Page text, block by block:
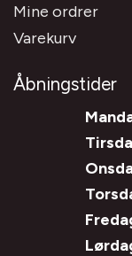
Mine ordrer
Varekurv
Åbningstider